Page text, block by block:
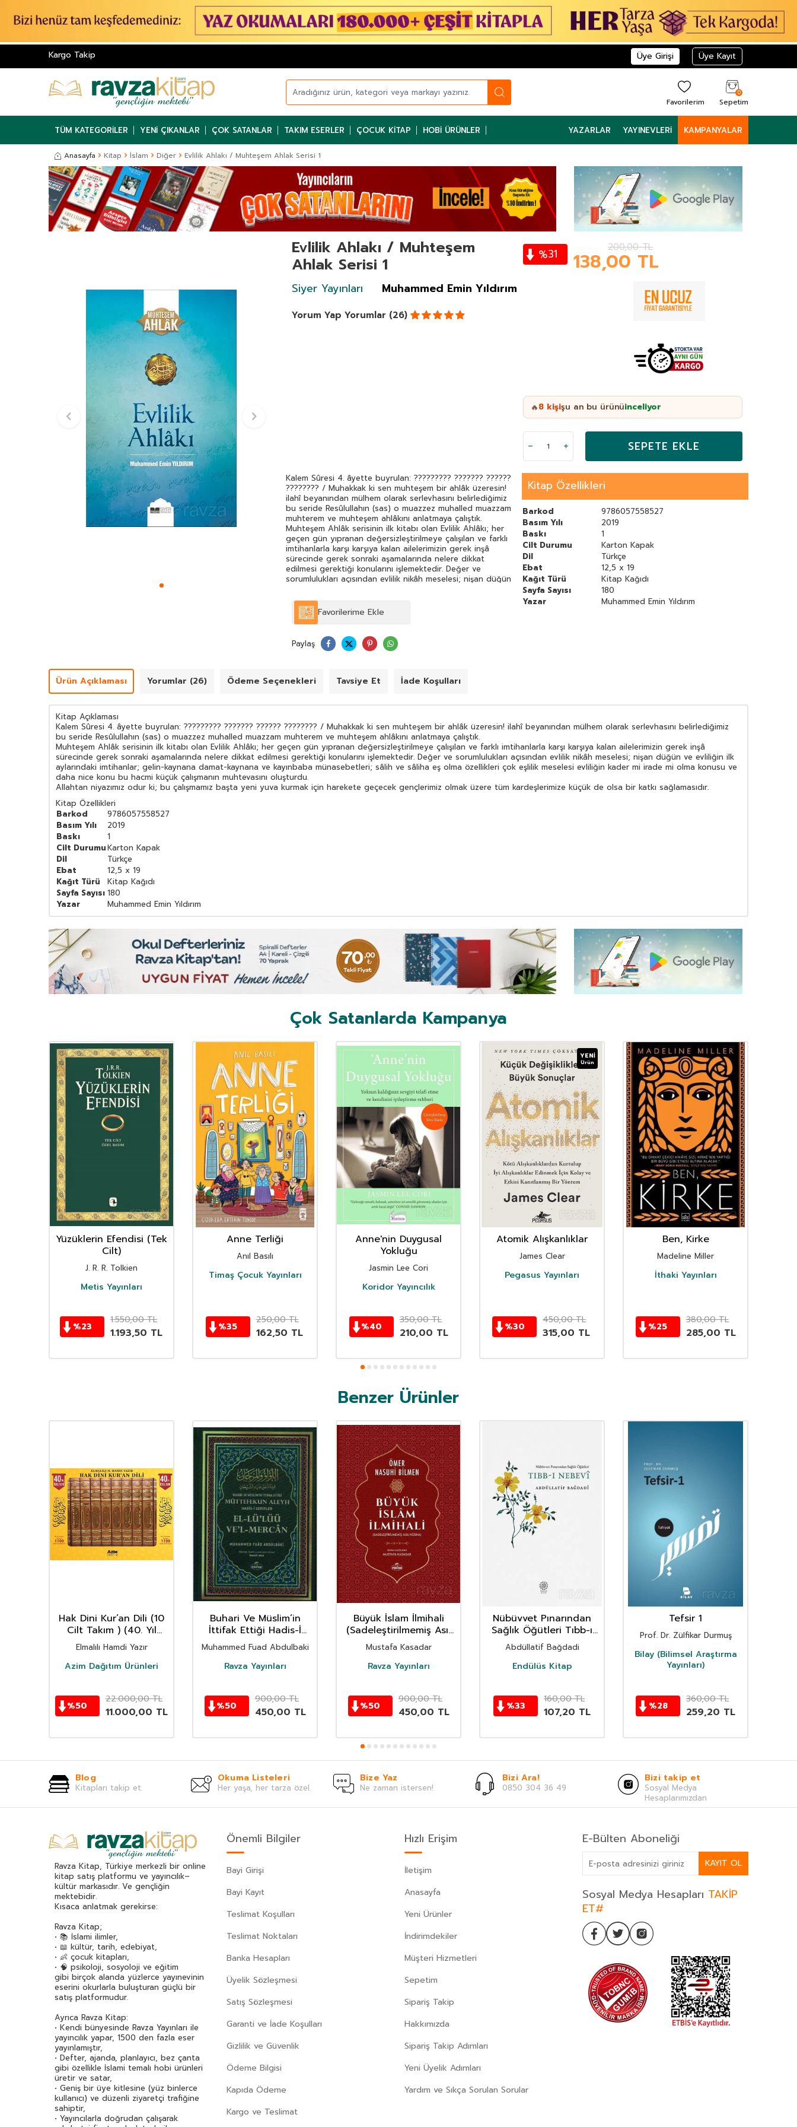
Kargo Takip Üye Girişi Üye Kayıt
Favorilerim
0
Sepetim
TÜM KATEGORILER YENI ÇIKANLAR ÇOK SATANLAR TAKIM ESERLER ÇOCUK KITAP HOBI ÜRÜNLER YAZARLAR YAYINEVLERI KAMPANYALAR
Anasayfa Kitap İslam Diğer Evlilik Ahlakı / Muhteşem Ahlak Serisi 1
Evlilik Ahlakı / Muhteşem
Ahlak Serisi 1
Siyer Yayınları Muhammed Emin Yıldırım
Yorum Yap Yorumlar (26)
%31 200,00TL
138,00 TL
🔥8 kişişu an bu ürünüinceliyor
SEPETE EKLE
Kalem Sûresi 4. âyette buyrulan: ????????? ??????? ??????
???????? / Muhakkak ki sen muhteşem bir ahlâk üzeresin!
ilahî beyanından mülhem olarak serlevhasını belirlediğimiz
bu seride Resûlullahın (sas) o muazzez muhalled muazzam
muhterem ve muhteşem ahlâkını anlatmaya çalıştık.
Muhteşem Ahlâk serisinin ilk kitabı olan Evlilik Ahlâkı; her
geçen gün yıpranan değersizleştirilmeye çalışılan ve farklı
imtihanlarla karşı karşıya kalan ailelerimizin gerek inşâ
sürecinde gerek sonraki aşamalarında nelere dikkat
edilmesi gerektiği konularını işlemektedir. Değer ve
sorumlulukları açısından evlilik nikâh meselesi; nişan düğün
kaynana ve kayınbaba münasebetleri; sâlih ve sâliha eş
olma özellikleri çok eşlilik meselesi evliliğin kader mi irade
mi olma konusu ve daha nice konu bu hacmi küçük
Allahtan niyazımız odur ki; bu çalışmamız başta yeni yuva
kurmak için harekete geçecek gençlerimiz olmak üzere
Kitap Özellikleri
Barkod
9786057558527
Basım Yılı
2019
Baskı
1
Cilt Durumu
Karton Kapak
Dil
Türkçe
Ebat
12,5 x 19
Kağıt Türü
Kitap Kağıdı
Sayfa Sayısı
180
Yazar
Muhammed Emin Yıldırım
Favorilerime Ekle
Paylaş
Ürün Açıklaması Yorumlar (26) Ödeme Seçenekleri Tavsiye Et İade Koşulları
Kitap Açıklaması
Kalem Sûresi 4. âyette buyrulan: ????????? ??????? ?????? ???????? / Muhakkak ki sen muhteşem bir ahlâk üzeresin! ilahî beyanından mülhem olarak serlevhasını belirlediğimiz
bu seride Resûlullahın (sas) o muazzez muhalled muazzam muhterem ve muhteşem ahlâkını anlatmaya çalıştık.
Muhteşem Ahlâk serisinin ilk kitabı olan Evlilik Ahlâkı; her geçen gün yıpranan değersizleştirilmeye çalışılan ve farklı imtihanlarla karşı karşıya kalan ailelerimizin gerek inşâ
sürecinde gerek sonraki aşamalarında nelere dikkat edilmesi gerektiği konularını işlemektedir. Değer ve sorumlulukları açısından evlilik nikâh meselesi; nişan düğün ve evliliğin ilk
aylarındaki imtihanlar; gelin-kaynana damat-kaynana ve kayınbaba münasebetleri; sâlih ve sâliha eş olma özellikleri çok eşlilik meselesi evliliğin kader mi irade mi olma konusu ve
daha nice konu bu hacmi küçük çalışmanın muhtevasını oluşturdu.
Allahtan niyazımız odur ki; bu çalışmamız başta yeni yuva kurmak için harekete geçecek gençlerimiz olmak üzere tüm kardeşlerimize küçük de olsa bir katkı sağlamasıdır.
Kitap Özellikleri
Barkod
9786057558527
Basım Yılı
2019
Baskı
1
Cilt DurumuKarton Kapak
Dil
Türkçe
Ebat
12,5 x 19
Kağıt Türü
Kitap Kağıdı
Sayfa Sayısı 180
Yazar
Muhammed Emin Yıldırım
Çok Satanlarda Kampanya
Yüzüklerin Efendisi (Tek
Cilt)
J. R. R. Tolkien
Metis Yayınları
%23
1.550,00TL
1.193,50 TL
Anne Terliği
Anıl Basılı
Timaş Çocuk Yayınları
%35
250,00TL
162,50 TL
Anne'nin Duygusal
Yokluğu
Jasmin Lee Cori
Koridor Yayıncılık
%40
350,00TL
210,00 TL
YENI
Ürün
Atomik Alışkanlıklar
James Clear
Pegasus Yayınları
%30
450,00TL
315,00 TL
Ben, Kirke
Madeline Miller
İthaki Yayınları
%25
380,00TL
285,00 TL
Benzer Ürünler
Hak Dini Kur’an Dili (10
Cilt Takım ) (40. Yıl
Özel Seri)
Elmalılı Hamdi Yazır
Azim Dağıtım Ürünleri
%50
22.000,00TL
11.000,00 TL
Buhari Ve Müslim’in
İttifak Ettiği Hadis-İ
Şerifler el-Lü’lüü Ve’l
Mercan (İthal)
Muhammed Fuad Abdulbaki
Ravza Yayınları
%50
900,00TL
450,00 TL
Büyük İslam İlmihali
(Sadeleştirilmemiş Asıl
Nüsha)
Mustafa Kasadar
Ravza Yayınları
%50
900,00TL
450,00 TL
Nübüvvet Pınarından
Sağlık Öğütleri Tıbb-ı
Nebevi
Abdüllatif Bağdadi
Endülüs Kitap
%33
160,00TL
107,20 TL
Tefsir 1
Prof. Dr. Zülfikar Durmuş
Bilay (Bilimsel Araştırma
Yayınları)
%28
360,00TL
259,20 TL
Blog
Kitapları takip et.
Okuma Listeleri
Her yaşa, her tarza özel.
Bize Yaz
Ne zaman istersen!
Bizi Ara!
0850 304 36 49
Bizi takip et
Sosyal Medya
Hesaplarımızdan
Ravza Kitap, Türkiye merkezli bir online
kitap satış platformu ve yayıncılık–
kültür markasıdır. Ve gençliğin
mektebidir.
Kısaca anlatmak gerekirse:
Ravza Kitap;
• 📚 İslami ilimler,
• 📖 kültür, tarih, edebiyat,
• 👶 çocuk kitapları,
• 🧠 psikoloji, sosyoloji ve eğitim
gibi birçok alanda yüzlerce yayınevinin
eserini okurlarla buluşturan güçlü bir
satış platformudur.
Ayrıca Ravza Kitap:
• Kendi bünyesinde Ravza Yayınları ile
yayıncılık yapar, 1500 den fazla eser
yayınlamıştır,
• Defter, ajanda, planlayıcı, bez çanta
gibi özellikle İslami temalı hobi ürünleri
üretir ve satar,
• Geniş bir üye kitlesine (yüz binlerce
kullanıcı) ve düzenli ziyaretçi trafiğine
sahiptir,
• Yayıncılarla doğrudan çalışarak
Önemli Bilgiler
Bayi Girişi
Bayi Kayıt
Teslimat Koşulları
Teslimat Noktaları
Banka Hesapları
Üyelik Sözleşmesi
Satış Sözleşmesi
Garanti ve İade Koşulları
Gizlilik ve Güvenlik
Ödeme Bilgisi
Kapıda Ödeme
Kargo ve Teslimat
Hızlı Erişim
İletişim
Anasayfa
Yeni Ürünler
İndirimdekiler
Müşteri Hizmetleri
Sepetim
Sipariş Takip
Hakkımızda
Sipariş Takip Adımları
Yeni Üyelik Adımları
Yardım ve Sıkça Sorulan Sorular
E-Bülten Aboneliği
KAYIT OL
Sosyal Medya Hesapları TAKİP
ET#